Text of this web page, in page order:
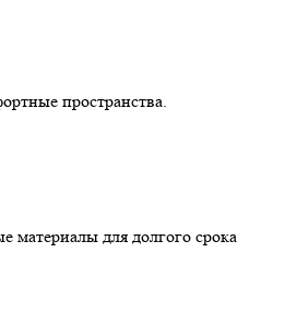
пространства.
материалы для долгого срока